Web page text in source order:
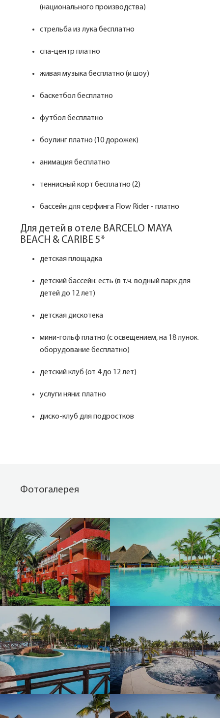
(национального производства)
стрельба из лука бесплатно
спа-центр платно
живая музыка бесплатно (и шоу)
баскетбол бесплатно
футбол бесплатно
боулинг платно (10 дорожек)
анимация бесплатно
теннисный корт бесплатно (2)
бассейн для серфинга Flow Rider - платно
Для детей в отеле BARCELO MAYA
BEACH & CARIBE 5*
детская площадка
детский бассейн: есть (в т.ч. водный парк для
детей до 12 лет)
детская дискотека
мини-гольф платно (с освещением, на 18 лунок.
оборудование бесплатно)
детский клуб (от 4 до 12 лет)
услуги няни: платно
диско-клуб для подростков
Фотогалерея